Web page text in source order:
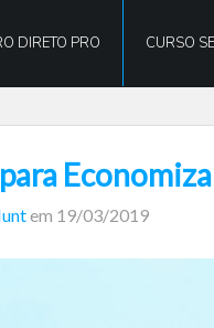
Hunt
DIRETO PRO CURSO
em 19/03/2019